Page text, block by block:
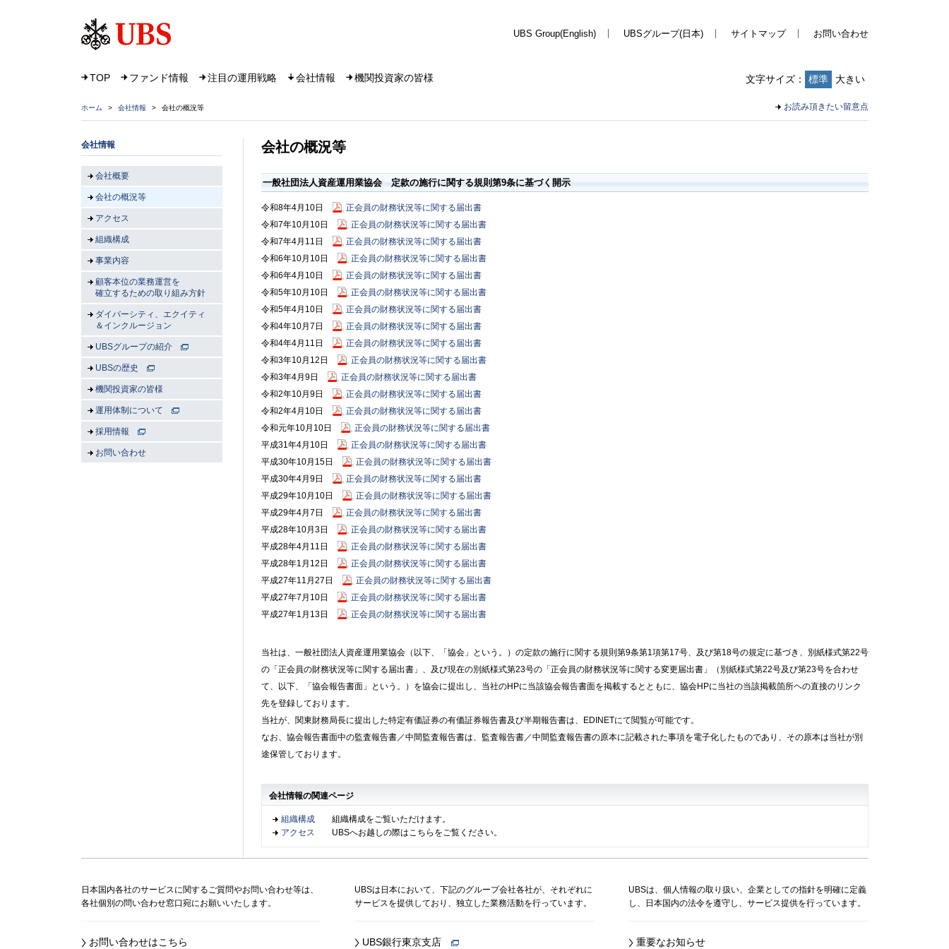
UBS Group(English) UBSグループ(日本) サイトマップ お問い合わせ
TOP ファンド情報 注目の運用戦略 会社情報 機関投資家の皆様 文字サイズ： 標準 大きい
お読み頂きたい留意点
ホーム > 会社情報 > 会社の概況等
会社の概況等
一般社団法人資産運用業協会 定款の施行に関する規則第9条に基づく開示
令和8年4月10日
正会員の財務状況等に関する届出書
令和7年10月10日
正会員の財務状況等に関する届出書
令和7年4月11日
正会員の財務状況等に関する届出書
令和6年10月10日
正会員の財務状況等に関する届出書
令和6年4月10日
正会員の財務状況等に関する届出書
令和5年10月10日
正会員の財務状況等に関する届出書
令和5年4月10日
正会員の財務状況等に関する届出書
令和4年10月7日
正会員の財務状況等に関する届出書
令和4年4月11日
正会員の財務状況等に関する届出書
令和3年10月12日
正会員の財務状況等に関する届出書
令和3年4月9日
正会員の財務状況等に関する届出書
令和2年10月9日
正会員の財務状況等に関する届出書
令和2年4月10日
正会員の財務状況等に関する届出書
令和元年10月10日
正会員の財務状況等に関する届出書
平成31年4月10日
正会員の財務状況等に関する届出書
平成30年10月15日
正会員の財務状況等に関する届出書
平成30年4月9日
正会員の財務状況等に関する届出書
平成29年10月10日
正会員の財務状況等に関する届出書
平成29年4月7日
正会員の財務状況等に関する届出書
平成28年10月3日
正会員の財務状況等に関する届出書
平成28年4月11日
正会員の財務状況等に関する届出書
平成28年1月12日
正会員の財務状況等に関する届出書
平成27年11月27日
正会員の財務状況等に関する届出書
平成27年7月10日
正会員の財務状況等に関する届出書
平成27年1月13日
正会員の財務状況等に関する届出書
当社は、一般社団法人資産運用業協会（以下、「協会」という。）の定款の施行に関する規則第9条第1項第17号、及び第18号の規定に基づき、別紙様式第22号
の「正会員の財務状況等に関する届出書」、及び現在の別紙様式第23号の「正会員の財務状況等に関する変更届出書」（別紙様式第22号及び第23号を合わせ
て、以下、「協会報告書面」という。）を協会に提出し、当社のHPに当該協会報告書面を掲載するとともに、協会HPに当社の当該掲載箇所ヘの直接のリンク
先を登録しております。
当社が、関東財務局長に提出した特定有価証券の有価証券報告書及び半期報告書は、EDINETにて閲覧が可能です。
なお、協会報告書面中の監査報告書／中間監査報告書は、監査報告書／中間監査報告書の原本に記載された事項を電子化したものであり、その原本は当社が別
途保管しております。
会社情報の関連ページ
組織構成
組織構成をご覧いただけます。
アクセス
UBSへお越しの際はこちらをご覧ください。
会社情報
会社概要
会社の概況等
アクセス
組織構成
事業内容
顧客本位の業務運営を
確立するための取り組み方針
ダイバーシティ、エクイティ
＆インクルージョン
UBSグループの紹介
UBSの歴史
機関投資家の皆様
運用体制について
採用情報
お問い合わせ
日本国内各社のサービスに関するご質問やお問い合わせ等は、
各社個別の問い合わせ窓口宛にお願いいたします。
お問い合わせはこちら
UBSは日本において、下記のグループ会社各社が、それぞれに
サービスを提供しており、独立した業務活動を行っています。
UBS銀行東京支店
UBSは、個人情報の取り扱い、企業としての指針を明確に定義
し、日本国内の法令を遵守し、サービス提供を行っています。
重要なお知らせ